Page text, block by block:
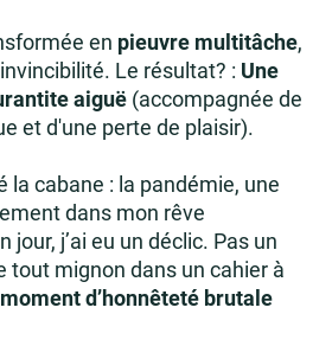
en pieuvre multitâche,
Le résultat? : Une
aiguë (accompagnée de
et d'une perte de plaisir).
la cabane : la pandémie, une
dans mon rêve
jour, j’ai eu un déclic. Pas un
tout mignon dans un cahier à
moment d’honnêteté brutale